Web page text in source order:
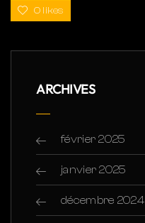
0 likes
ARCHIVES
février 2025
janvier 2025
décembre 2024